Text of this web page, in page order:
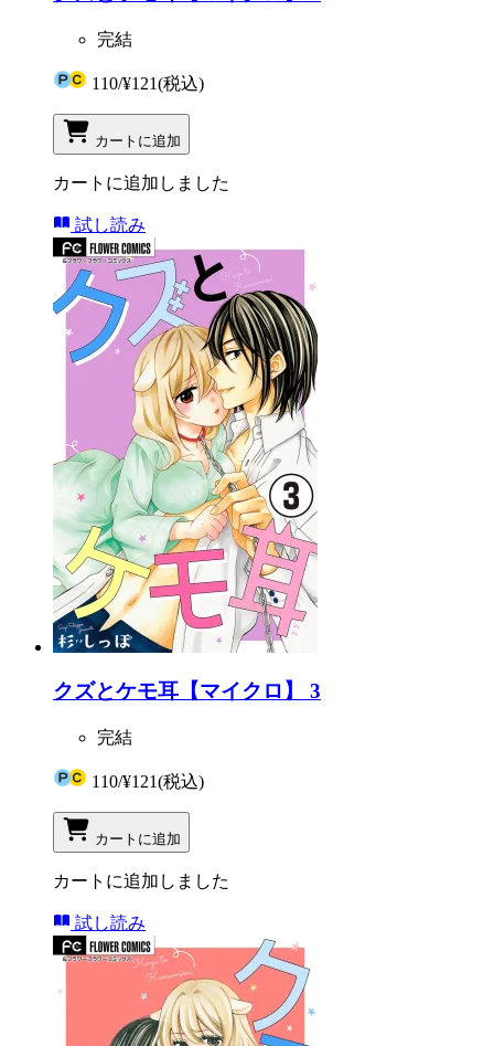
完結
110/¥121(税込)
カートに追加
カートに追加しました
試し読み
クズとケモ耳【マイクロ】 3
完結
110/¥121(税込)
カートに追加
カートに追加しました
試し読み